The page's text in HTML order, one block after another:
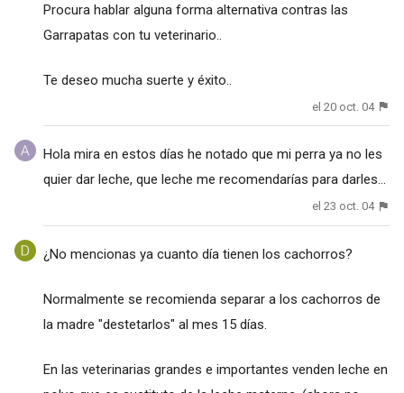
Procura hablar alguna forma alternativa contras las
Garrapatas con tu veterinario..
Te deseo mucha suerte y éxito..
el 20 oct. 04
Hola mira en estos días he notado que mi perra ya no les
quier dar leche, que leche me recomendarías para darles...
el 23 oct. 04
¿No mencionas ya cuanto día tienen los cachorros?
Normalmente se recomienda separar a los cachorros de
la madre "destetarlos" al mes 15 días.
En las veterinarias grandes e importantes venden leche en